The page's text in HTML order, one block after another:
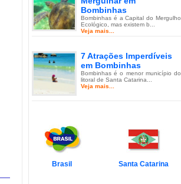
Bombinhas
Bombinhas é a Capital do Mergulho
Ecológico, mas existem b...
Veja mais...
7 Atrações Imperdíveis
em Bombinhas
Bombinhas é o menor município do
litoral de Santa Catarina...
Veja mais...
de Balneário Camboriú e
Balneário Camboriú é um passeio
Brasil Santa Catarina